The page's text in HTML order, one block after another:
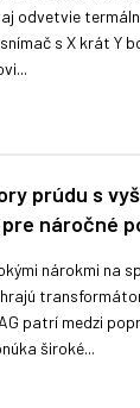
odvetvie
s X krát Y
prúdu s
pre náročné
nárokmi na
patrí medzi
široké...